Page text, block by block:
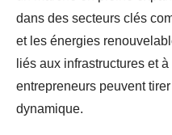
dans des secteurs clés
et les énergies
liés aux infrastructures et
entrepreneurs peuvent
dynamique.